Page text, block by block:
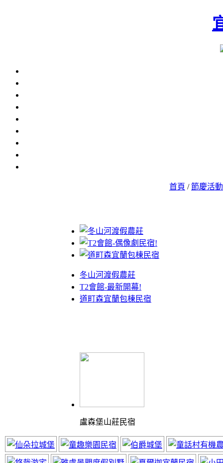
首頁 /節慶活動
冬山河渡假農莊
T2會館-最新開幕!
道町森宜蘭包棟民宿
盧森堡山莊民宿
體驗最棒的渡假山莊